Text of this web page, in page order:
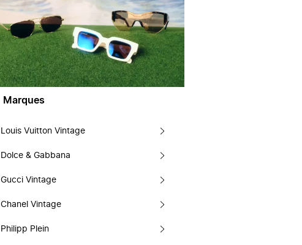
Marques
Louis Vuitton Vintage
Dolce & Gabbana
Gucci Vintage
Chanel Vintage
Philipp Plein